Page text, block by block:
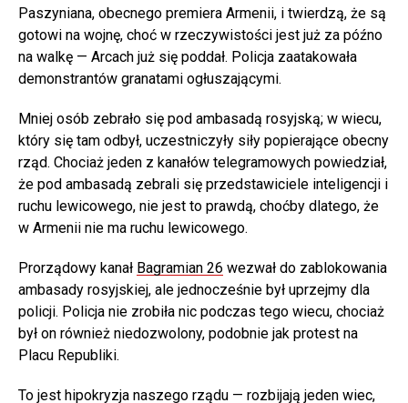
Paszyniana, obecnego premiera Armenii, i twierdzą, że są
gotowi na wojnę, choć w rzeczywistości jest już za późno
na walkę — Arcach już się poddał. Policja zaatakowała
demonstrantów granatami ogłuszającymi.
Mniej osób zebrało się pod ambasadą rosyjską; w wiecu,
który się tam odbył, uczestniczyły siły popierające obecny
rząd. Chociaż jeden z kanałów telegramowych powiedział,
że pod ambasadą zebrali się przedstawiciele inteligencji i
ruchu lewicowego, nie jest to prawdą, choćby dlatego, że
w Armenii nie ma ruchu lewicowego.
Prorządowy kanał Bagramian 26 wezwał do zablokowania
ambasady rosyjskiej, ale jednocześnie był uprzejmy dla
policji. Policja nie zrobiła nic podczas tego wiecu, chociaż
był on również niedozwolony, podobnie jak protest na
Placu Republiki.
To jest hipokryzja naszego rządu — rozbijają jeden wiec,